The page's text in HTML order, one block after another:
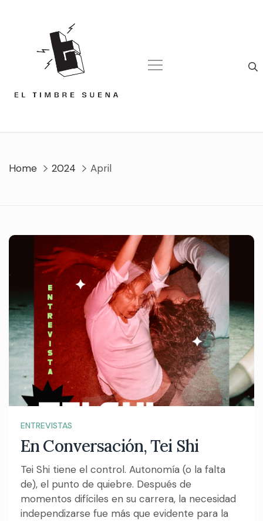
Home 2024 April
ENTREVISTAS
En Conversación, Tei Shi
Tei Shi tiene el control. Autonomía (o la falta
de), el punto de quiebre. Después de
momentos difíciles en su carrera, la necesidad
independizarse fue más que evidente para la